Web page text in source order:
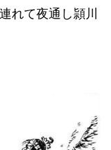
れて夜通し頴川